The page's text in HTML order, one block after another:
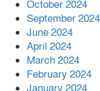
কাজ
October 2024
September 2024
June 2024
April 2024
March 2024
February 2024